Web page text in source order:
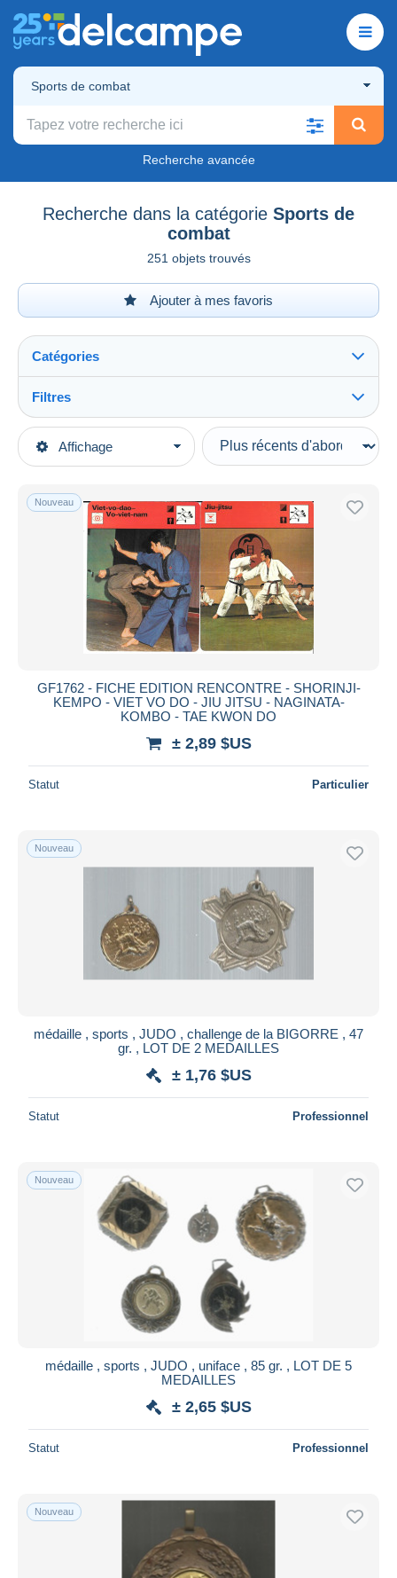
Sports de combat
Recherche avancée
Recherche dans la catégorie Sports de
combat
251 objets trouvés
Ajouter à mes favoris
Affichage
Catégories
Catégories principales
Sports
Sports de combat
Filtres
Types de vente
En cours
Prix fixes
Enchères avec offres
Enchères sans offres
Maisons de vente
Vendus
Toutes les durées
depuis
jours
Prix
Livraison gratuite
PayPal
Virement bancaire
Visa
Mastercard
iDeal
Maestro
Résidence du vendeur
Appliquer
Nouveau
GF1762 - FICHE EDITION RENCONTRE - SHORINJI-
KEMPO - VIET VO DO - JIU JITSU - NAGINATA-
KOMBO - TAE KWON DO
± 2,89 $US
Statut Particulier
Nouveau
médaille , sports , JUDO , challenge de la BIGORRE , 47
gr. , LOT DE 2 MEDAILLES
± 1,76 $US
Statut Professionnel
Nouveau
médaille , sports , JUDO , uniface , 85 gr. , LOT DE 5
MEDAILLES
± 2,65 $US
Statut Professionnel
Nouveau